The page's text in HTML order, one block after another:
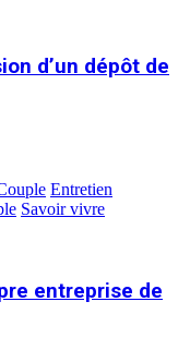
d’un dépôt de
Entretien
Savoir vivre
entreprise de